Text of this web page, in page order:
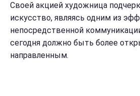
Своей акцией художница
искусство, являясь одним из
непосредственной
сегодня должно быть более
направленным.